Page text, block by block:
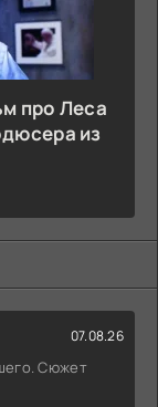
про Леса
из
07.08.26
Сюжет